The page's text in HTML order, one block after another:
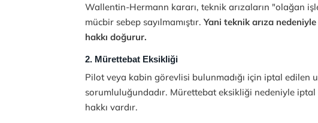
Wallentin-Hermann kararı, teknik arızaların "olağan
mücbir sebep sayılmamıştır. Yani teknik arıza
hakkı doğurur.
2. Mürettebat Eksikliği
Pilot veya kabin görevlisi bulunmadığı için iptal edilen
sorumluluğundadır. Mürettebat eksikliği nedeniyle
hakkı vardır.